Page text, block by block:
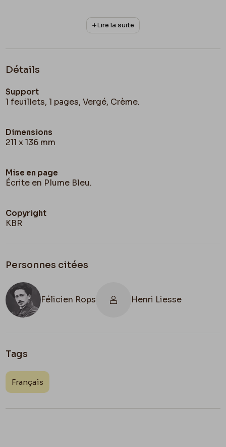
Lire la suite
Détails
Support
1 feuillets, 1 pages, Vergé, Crème.
Dimensions
211 x 136 mm
Mise en page
Écrite en Plume Bleu.
Copyright
KBR
Personnes citées
Félicien Rops Henri Liesse
Tags
Français